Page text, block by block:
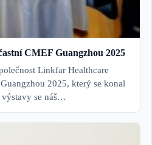
CMEF Guangzhou 2025
Linkfar Healthcare
2025, který se konal
výstavy se náš…